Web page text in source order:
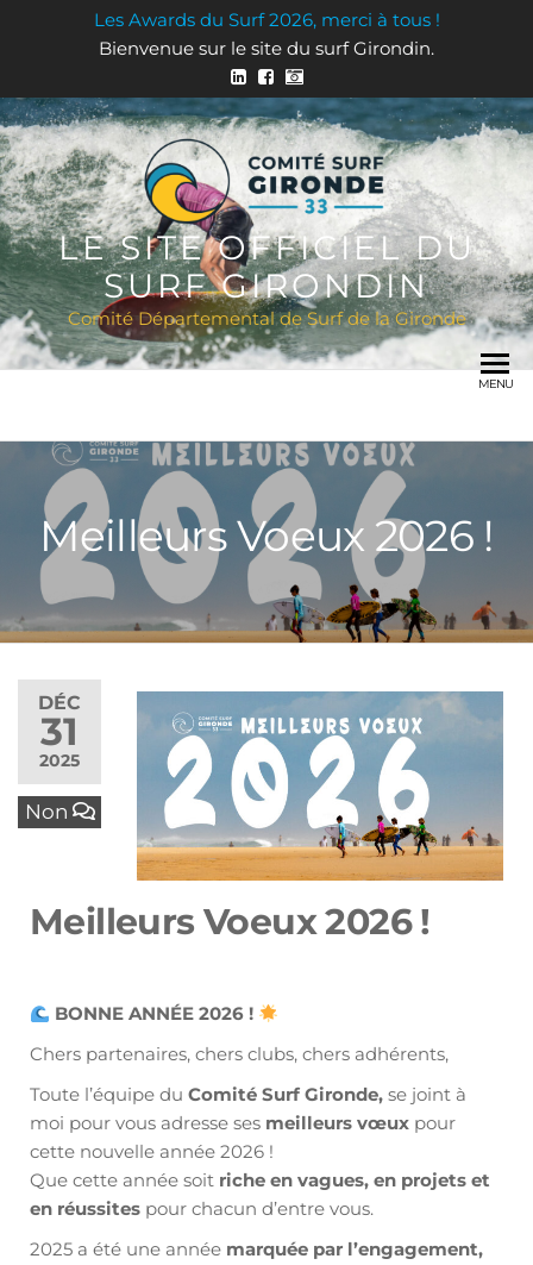
Les Awards du Surf 2026, merci à tous !
Bienvenue sur le site du surf Girondin.
LE SITE OFFICIEL DU
SURF GIRONDIN
Comité Départemental de Surf de la Gironde
MENU
Meilleurs Voeux 2026 !
DÉC
31
2025
Non
Meilleurs Voeux 2026 !
BONNE ANNÉE 2026 !
Chers partenaires, chers clubs, chers adhérents,
Toute l’équipe du Comité Surf Gironde, se joint à
moi pour vous adresse ses meilleurs vœux pour
cette nouvelle année 2026 !
Que cette année soit riche en vagues, en projets et
en réussites pour chacun d’entre vous.
2025 a été une année marquée par l’engagement,